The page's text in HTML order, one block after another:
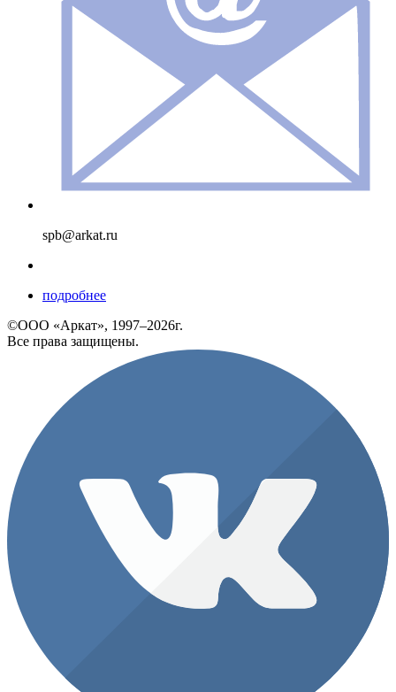
spb@arkat.ru
подробнее
©ООО «Аркат», 1997–2026г.
Все права защищены.